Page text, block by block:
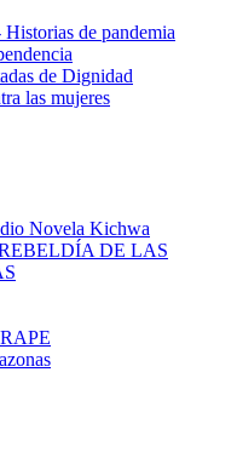
de pandemia
de Dignidad
las mujeres
Novela Kichwa
DE LAS